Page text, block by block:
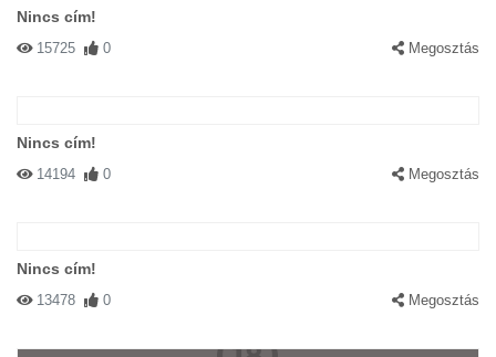
Nincs cím!
15725 0 Megosztás
Nincs cím!
14194 0 Megosztás
Nincs cím!
13478 0 Megosztás